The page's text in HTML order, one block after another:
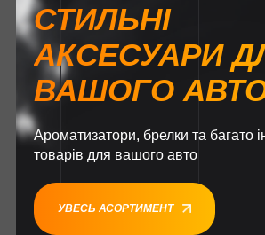
СТИЛЬНІ
АКСЕСУАРИ
ВАШОГО
Ароматизатори, брелки та багато
товарів для вашого авто
УВЕСЬ АСОРТИМЕНТ